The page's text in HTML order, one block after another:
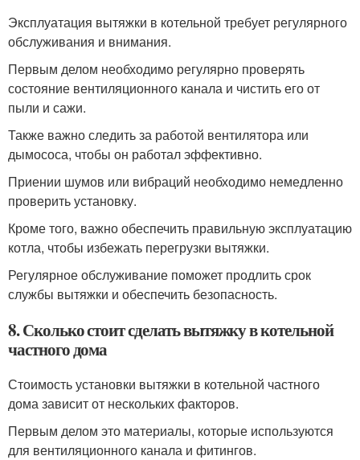
Эксплуатация вытяжки в котельной требует регулярного
обслуживания и внимания.
Первым делом необходимо регулярно проверять
состояние вентиляционного канала и чистить его от
пыли и сажи.
Также важно следить за работой вентилятора или
дымососа, чтобы он работал эффективно.
Приении шумов или вибраций необходимо немедленно
проверить установку.
Кроме того, важно обеспечить правильную эксплуатацию
котла, чтобы избежать перегрузки вытяжки.
Регулярное обслуживание поможет продлить срок
службы вытяжки и обеспечить безопасность.
8. Сколько стоит сделать вытяжку в котельной
частного дома
Стоимость установки вытяжки в котельной частного
дома зависит от нескольких факторов.
Первым делом это материалы, которые используются
для вентиляционного канала и фитингов.